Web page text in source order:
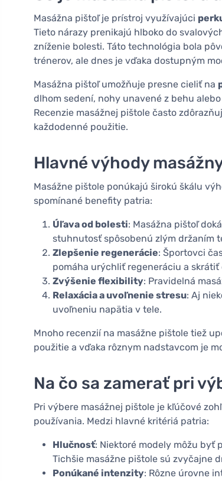
Masážna pištoľ je prístroj využívajúci
Tieto nárazy prenikajú hlboko do
zníženie bolesti. Táto technológia bola
trénerov, ale dnes je vďaka dostupným
Masážna pištoľ umožňuje presne cieliť na
dlhom sedení, nohy unavené z behu
Recenzie masážnej pištole často
každodenné použitie.
Hlavné výhody
Masážne pištole ponúkajú širokú škálu
spomínané benefity patria:
Úľava od bolesti: Masážna pištoľ
stuhnutosť spôsobenú zlým držaním
Zlepšenie regenerácie: Športovci
pomáha urýchliť regeneráciu a
Zvýšenie flexibility: Pravidelná
Relaxácia a uvoľnenie stresu: Aj
uvoľneniu napätia v tele.
Mnoho recenzií na masážne pištole tiež
použitie a vďaka rôznym nadstavcom je
Na čo sa zamerať pri
Pri výbere masážnej pištole je kľúčové
používania. Medzi hlavné kritériá patria:
Hlučnosť: Niektoré modely môžu byť
Tichšie masážne pištole sú zvyčajne
Ponúkané intenzity: Rôzne úrovne